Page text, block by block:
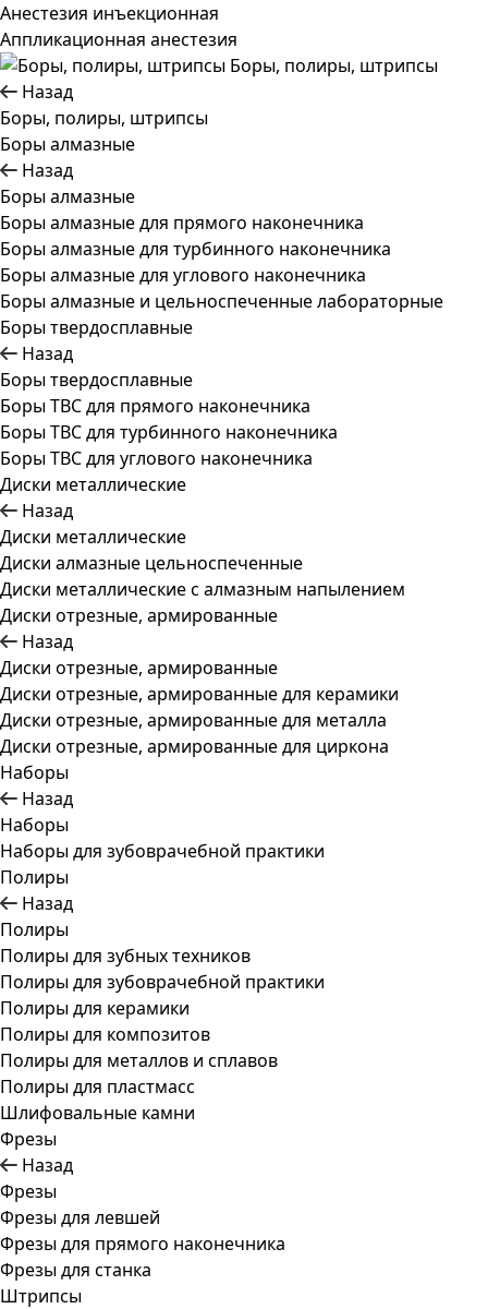
Анестезия инъекционная
Аппликационная анестезия
Боры, полиры, штрипсы
Назад
Боры, полиры, штрипсы
Боры алмазные
Назад
Боры алмазные
Боры алмазные для прямого наконечника
Боры алмазные для турбинного наконечника
Боры алмазные для углового наконечника
Боры алмазные и цельноспеченные лабораторные
Боры твердосплавные
Назад
Боры твердосплавные
Боры ТВС для прямого наконечника
Боры ТВС для турбинного наконечника
Боры ТВС для углового наконечника
Диски металлические
Назад
Диски металлические
Диски алмазные цельноспеченные
Диски металлические с алмазным напылением
Диски отрезные, армированные
Назад
Диски отрезные, армированные
Диски отрезные, армированные для керамики
Диски отрезные, армированные для металла
Диски отрезные, армированные для циркона
Наборы
Назад
Наборы
Наборы для зубоврачебной практики
Полиры
Назад
Полиры
Полиры для зубных техников
Полиры для зубоврачебной практики
Полиры для керамики
Полиры для композитов
Полиры для металлов и сплавов
Полиры для пластмасс
Шлифовальные камни
Фрезы
Назад
Фрезы
Фрезы для левшей
Фрезы для прямого наконечника
Фрезы для станка
Штрипсы